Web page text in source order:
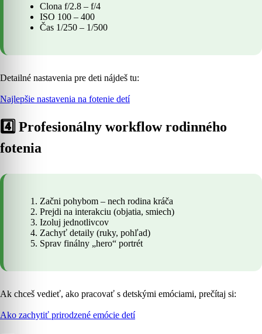
Clona f/2.8 – f/4
ISO 100 – 400
Čas 1/250 – 1/500
Detailné nastavenia pre deti nájdeš tu:
Najlepšie nastavenia na fotenie detí
4️⃣ Profesionálny workflow rodinného
fotenia
Začni pohybom – nech rodina kráča
Prejdi na interakciu (objatia, smiech)
Izoluj jednotlivcov
Zachyť detaily (ruky, pohľad)
Sprav finálny „hero“ portrét
Ak chceš vedieť, ako pracovať s detskými emóciami, prečítaj si:
Ako zachytiť prirodzené emócie detí